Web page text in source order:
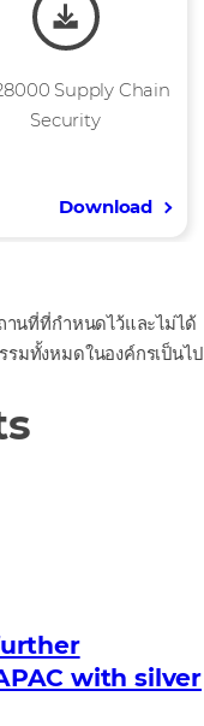
Supply Chain
Security
Download
านที่ที่กำหนดไว้และไม่ได้
มทั้งหมดในองค์กรเป็นไป
with silver